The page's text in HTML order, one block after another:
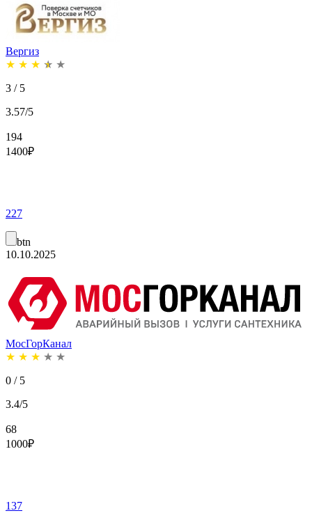
Вергиз
★ ★ ★ ★ ★
3 / 5
3.57/5
194
1400₽
227
btn
10.10.2025
МосГорКанал
★ ★ ★ ★ ★
0 / 5
3.4/5
68
1000₽
137